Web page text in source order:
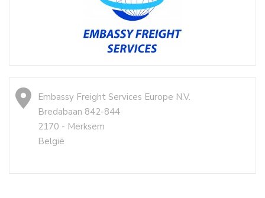
Embassy Freight Services Europe N.V.
Bredabaan 842-844
2170 - Merksem
België